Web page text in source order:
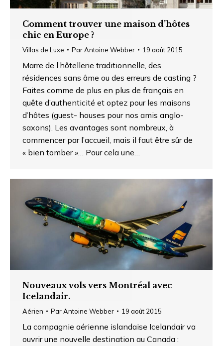
Comment trouver une maison d’hôtes
chic en Europe ?
Villas de Luxe ParAntoine Webber 19 août 2015
Marre de l’hôtellerie traditionnelle, des
résidences sans âme ou des erreurs de casting ?
Faites comme de plus en plus de français en
quête d’authenticité et optez pour les maisons
d’hôtes (guest- houses pour nos amis anglo-
saxons). Les avantages sont nombreux, à
commencer par l’accueil, mais il faut être sûr de
« bien tomber »… Pour cela une…
Nouveaux vols vers Montréal avec
Icelandair.
Aérien ParAntoine Webber 19 août 2015
La compagnie aérienne islandaise Icelandair va
ouvrir une nouvelle destination au Canada :